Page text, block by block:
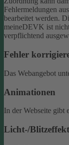
Fehlermeldungen
bearbeitet werden.
meineDEVK ist
verpflichtend
Fehler
Das Webangebot
Animationen
In der Webseite gibt
Licht-/